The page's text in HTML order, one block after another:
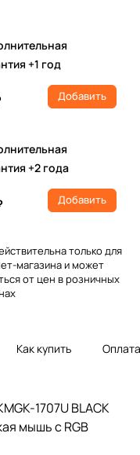
+1 год
Добавить
+2 года
Добавить
только для
магазина и может
от цен в розничных
Как купить Оплата
1707U BLACK
мышь с RGB